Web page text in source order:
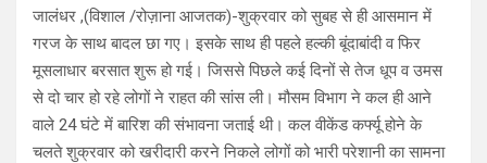
जालंधर ,(विशाल /रोज़ाना आजतक)-शुक्रवार को सुबह से ही आसमान में
गरज के साथ बादल छा गए। इसके साथ ही पहले हल्की बूंदाबांदी व फिर
मूसलाधार बरसात शुरू हो गई। जिससे पिछले कई दिनों से तेज धूप व उमस
से दो चार हो रहे लोगों ने राहत की सांस ली। मौसम विभाग ने कल ही आने
वाले 24 घंटे में बारिश की संभावना जताई थी। कल वीकेंड कर्फ्यू होने के
चलते शुक्रवार को खरीदारी करने निकले लोगों को भारी परेशानी का सामना